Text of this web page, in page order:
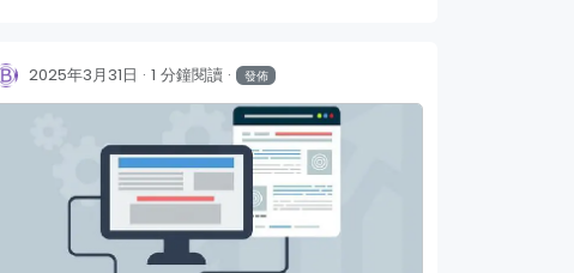
2025年3月31日 1 分鐘閱讀 發佈